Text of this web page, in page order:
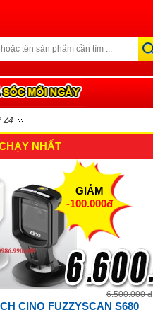
Z4
NHẤT
CINO FUZZYSCAN S680
6.500.000 đ
GIẢM
-100.000đ